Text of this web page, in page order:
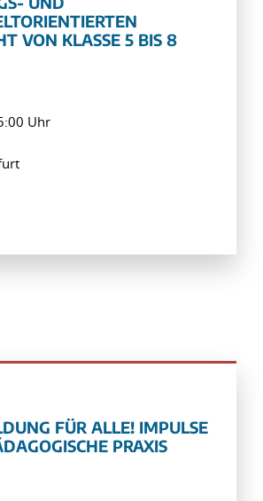
VON KLASSE 5 BIS 8
Uhr
FÜR ALLE! IMPULSE
PRAXIS